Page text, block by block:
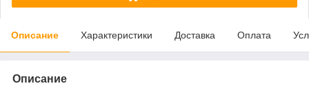
Описание Характеристики Доставка Оплата
Описание